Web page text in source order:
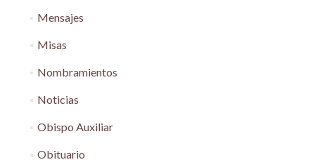
Mensajes
Misas
Nombramientos
Noticias
Obispo Auxiliar
Obituario